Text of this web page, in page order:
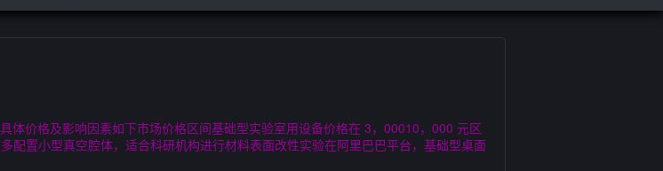
体价格及影响因素如下市场价格区间基础型实验室用设备价格在 3，00010，000 元区
配置小型真空腔体，适合科研机构进行材料表面改性实验在阿里巴巴平台，基础型桌面